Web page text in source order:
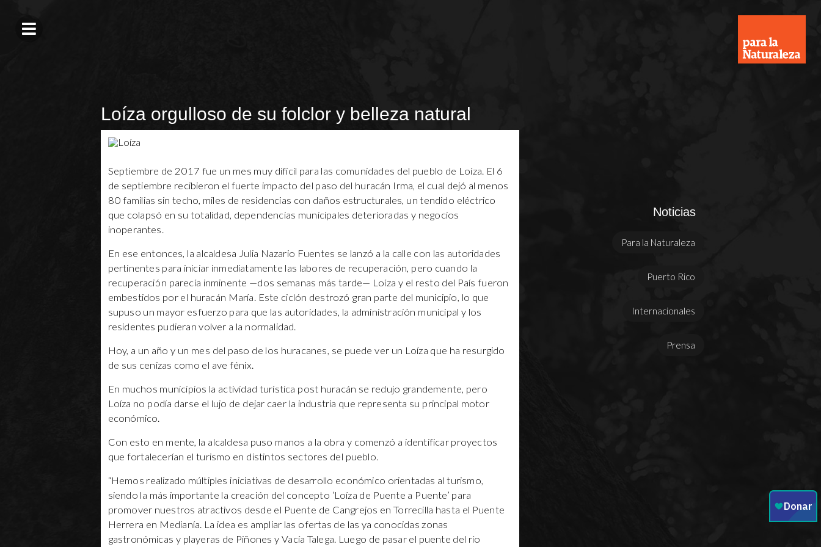
Loíza orgulloso de su folclor y belleza natural
Septiembre de 2017 fue un mes muy difícil para las comunidades del pueblo de Loíza. El 6
de septiembre recibieron el fuerte impacto del paso del huracán Irma, el cual dejó al menos
80 familias sin techo, miles de residencias con daños estructurales, un tendido eléctrico
que colapsó en su totalidad, dependencias municipales deterioradas y negocios
inoperantes.
En ese entonces, la alcaldesa Julia Nazario Fuentes se lanzó a la calle con las autoridades
pertinentes para iniciar inmediatamente las labores de recuperación, pero cuando la
recuperación parecía inminente —dos semanas más tarde— Loíza y el resto del País fueron
embestidos por el huracán María. Este ciclón destrozó gran parte del municipio, lo que
supuso un mayor esfuerzo para que las autoridades, la administración municipal y los
residentes pudieran volver a la normalidad.
Hoy, a un año y un mes del paso de los huracanes, se puede ver un Loíza que ha resurgido
de sus cenizas como el ave fénix.
En muchos municipios la actividad turística post huracán se redujo grandemente, pero
Loíza no podía darse el lujo de dejar caer la industria que representa su principal motor
económico.
Con esto en mente, la alcaldesa puso manos a la obra y comenzó a identificar proyectos
que fortalecerían el turismo en distintos sectores del pueblo.
“Hemos realizado múltiples iniciativas de desarrollo económico orientadas al turismo,
siendo la más importante la creación del concepto ‘Loíza de Puente a Puente’ para
promover nuestros atractivos desde el Puente de Cangrejos en Torrecilla hasta el Puente
Herrera en Medianía. La idea es ampliar las ofertas de las ya conocidas zonas
gastronómicas y playeras de Piñones y Vacía Talega. Luego de pasar el puente del río
Noticias
Para la Naturaleza
Puerto Rico
Internacionales
Prensa